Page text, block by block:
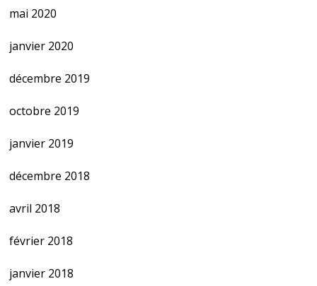
mai 2020
janvier 2020
décembre 2019
octobre 2019
janvier 2019
décembre 2018
avril 2018
février 2018
janvier 2018